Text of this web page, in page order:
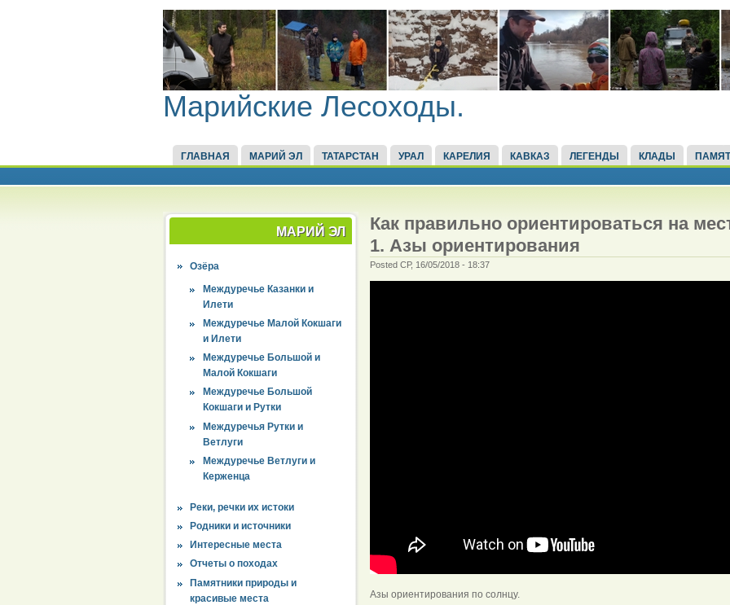
Марийские Лесоходы.
ГЛАВНАЯ МАРИЙ ЭЛ ТАТАРСТАН УРАЛ КАРЕЛИЯ КАВКАЗ ЛЕГЕНДЫ КЛАДЫ
МАРИЙ ЭЛ
Озёра
Междуречье Казанки и
Илети
Междуречье Малой Кокшаги
и Илети
Междуречье Большой и
Малой Кокшаги
Междуречье Большой
Кокшаги и Рутки
Междуречья Рутки и
Ветлуги
Междуречье Ветлуги и
Керженца
Реки, речки их истоки
Родники и источники
Интересные места
Отчеты о походах
Памятники природы и
красивые места
Как правильно ориентироваться на
1. Азы ориентирования
Posted СР, 16/05/2018 - 18:37
Азы ориентирования по солнцу.